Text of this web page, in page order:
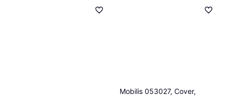
Mobilis 053027, Cover,